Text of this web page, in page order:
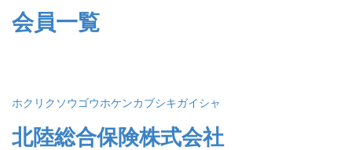
会員一覧
ホクリクソウゴウホケンカブシキガイシャ
北陸総合保険株式会社